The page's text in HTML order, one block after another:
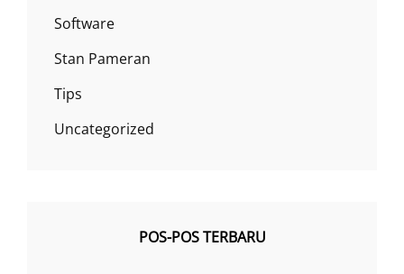
Software
Stan Pameran
Tips
Uncategorized
POS-POS TERBARU